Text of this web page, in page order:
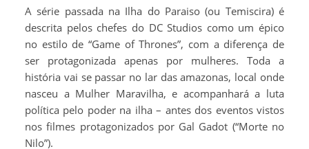
A série passada na Ilha do Paraiso (ou Temiscira) é
descrita pelos chefes do DC Studios como um épico
no estilo de “Game of Thrones”, com a diferença de
ser protagonizada apenas por mulheres. Toda a
história vai se passar no lar das amazonas, local onde
nasceu a Mulher Maravilha, e acompanhará a luta
política pelo poder na ilha – antes dos eventos vistos
nos filmes protagonizados por Gal Gadot (“Morte no
Nilo”).